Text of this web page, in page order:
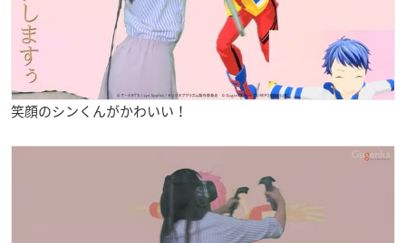
笑顔のシンくんがかわいい！